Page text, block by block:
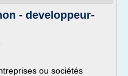
- developpeur-
ou sociétés